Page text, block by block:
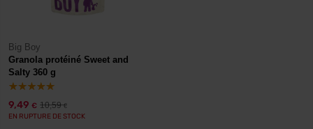
Big Boy
Granola protéiné Sweet and
Salty 360 g
9,49 € 10,59€
EN RUPTURE DE STOCK